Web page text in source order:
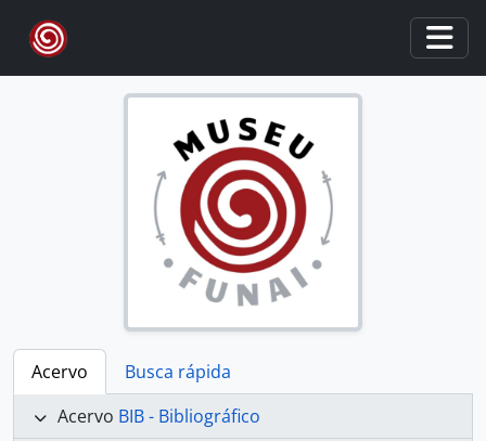
Skip to main content
Acervo
Busca rápida
Acervo BIB - Bibliográfico